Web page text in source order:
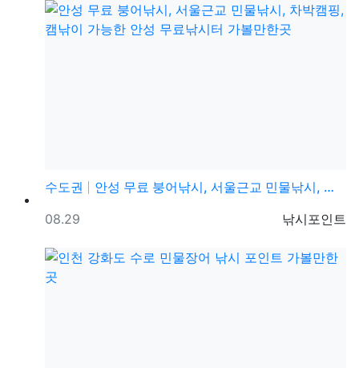
수도권
안성 무료 붕어낚시, 서울근교 민물낚시, 차박캠핑, 캠…
등록자
낚시포인트
등록일
08.29